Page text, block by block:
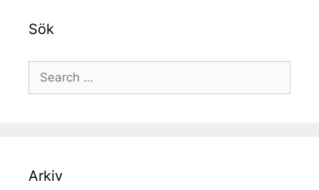
Sök
Search
for:
Arkiv